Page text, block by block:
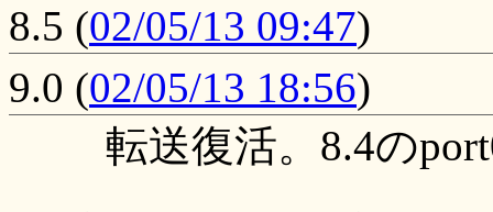
8.5 (02/05/13 09:47)
9.0 (02/05/13 18:56)
転送復活。8.4の